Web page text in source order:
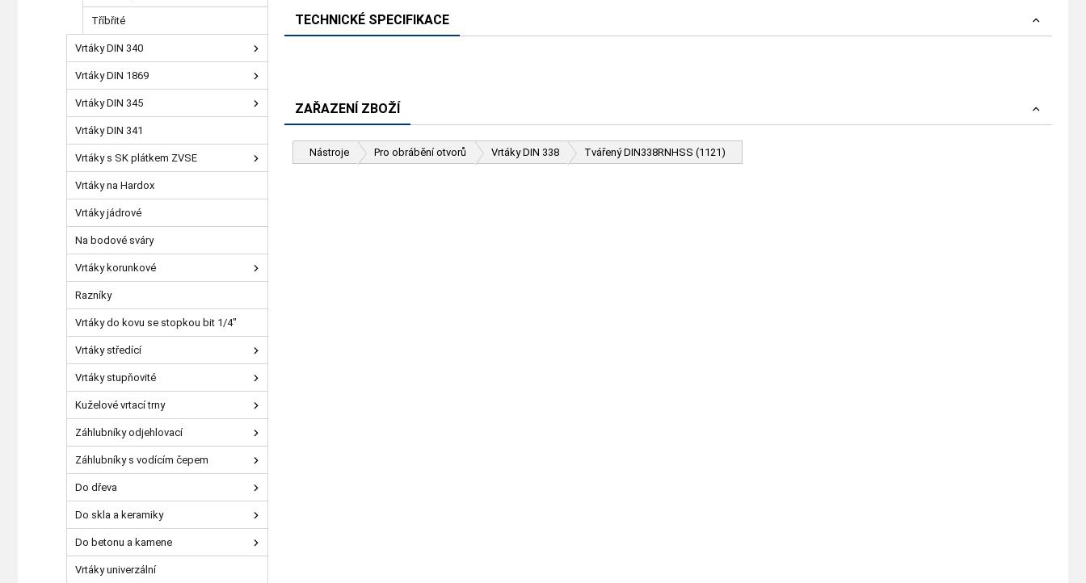
TECHNICKÉ SPECIFIKACE
ZAŘAZENÍ ZBOŽÍ
Nástroje Pro obrábění otvorů Vrtáky DIN 338 Tvářený DIN338RNHSS (1121)
Tříbřité
Vrtáky DIN 340
Vrtáky DIN 1869
Vrtáky DIN 345
Vrtáky DIN 341
Vrtáky s SK plátkem ZVSE
Vrtáky na Hardox
Vrtáky jádrové
Na bodové sváry
Vrtáky korunkové
Razníky
Vrtáky do kovu se stopkou bit 1/4"
Vrtáky středící
Vrtáky stupňovité
Kuželové vrtací trny
Záhlubníky odjehlovací
Záhlubníky s vodícím čepem
Do dřeva
Do skla a keramiky
Do betonu a kamene
Vrtáky univerzální